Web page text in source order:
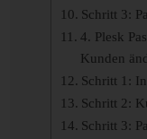
Schritt 3:
4. Plesk
Kunden
Schritt 1:
Schritt 2:
Schritt 3: